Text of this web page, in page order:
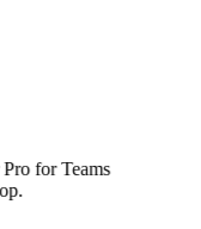
for Teams